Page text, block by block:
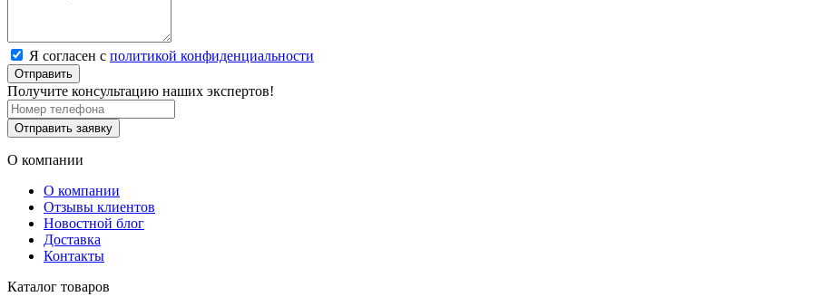
Я согласен с политикой конфиденциальности
Отправить
Получите консультацию наших экспертов!
Отправить заявку
О компании
О компании
Отзывы клиентов
Новостной блог
Доставка
Контакты
Каталог товаров